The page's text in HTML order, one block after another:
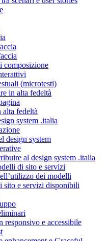
composizione
(microtesti)
in alta fedeltà
fedeltà
system .italia
design system
al design system .italia
di sito e servizi
dei modelli
sito e servizi disponibili
responsivo e accessibile